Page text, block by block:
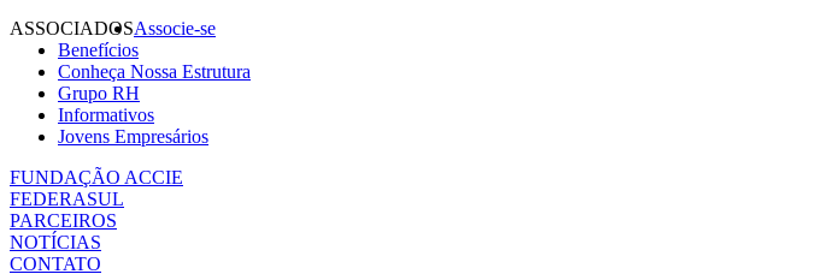
ASSOCIADOSAssocie-se
Benefícios
Conheça Nossa Estrutura
Grupo RH
Informativos
Jovens Empresários
FUNDAÇÃO ACCIE
FEDERASUL
PARCEIROS
NOTÍCIAS
CONTATO